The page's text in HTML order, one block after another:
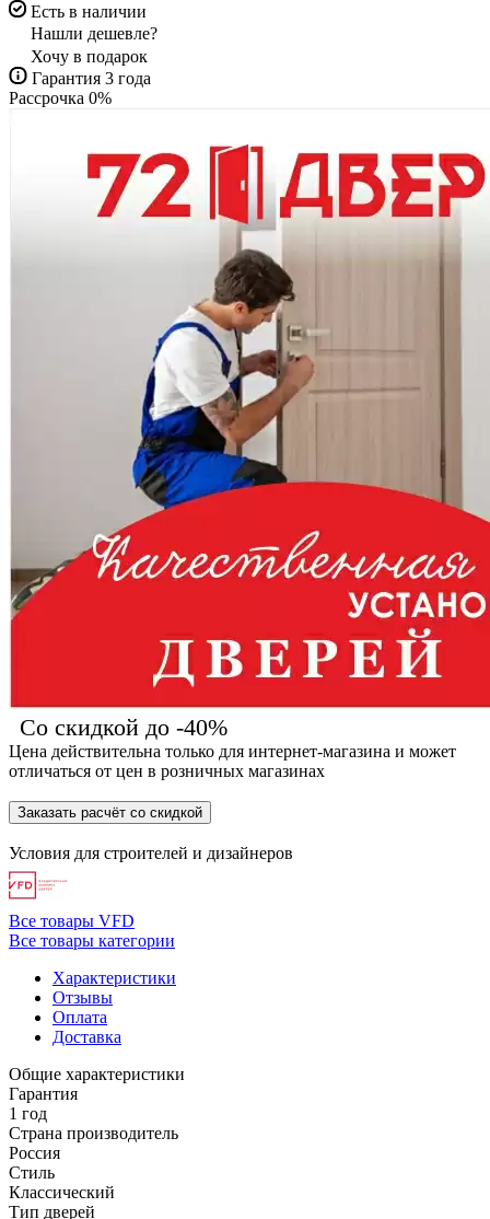
Есть в наличии
Нашли дешевле?
Хочу в подарок
Гарантия 3 года
Рассрочка 0%
Со скидкой до -40%
Цена действительна только для интернет-магазина и может
отличаться от цен в розничных магазинах
Заказать расчёт со скидкой
Условия для строителей и дизайнеров
Все товары VFD
Все товары категории
Характеристики
Отзывы
Оплата
Доставка
Общие характеристики
Гарантия
1 год
Страна производитель
Россия
Стиль
Классический
Тип дверей